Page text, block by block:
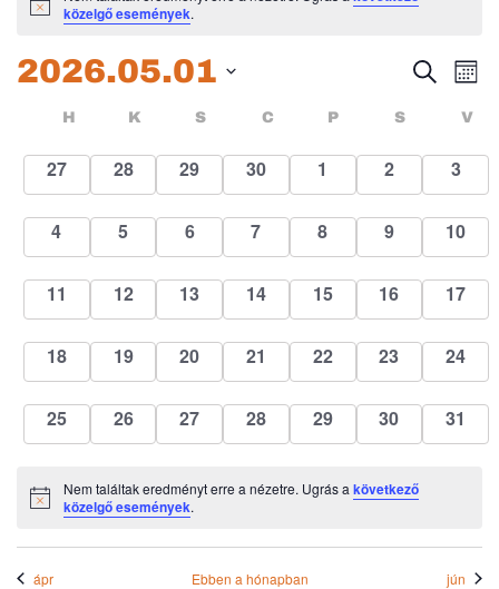
Noticeközelgő események.
és
nézet
Keresett
kifejezés
2026.05.01
kiválasztása.
Események
naptár
H HÉTFŐ
K KEDD
S SZERDA
C CSÜTÖRTÖK
P PÉNTEK
S V
0
események
27
0
események
28
0
események
29
0
események
30
0
események
1
0
események
2
0
3
0
események
4
0
események
5
0
események
6
0
események
7
0
események
8
0
események
9
0
10
0
események
11
0
események
12
0
események
13
0
események
14
0
események
15
0
események
16
0
17
0
események
18
0
események
19
0
események
20
0
események
21
0
események
22
0
események
23
0
24
0
események
25
0
események
26
0
események
27
0
események
28
0
események
29
0
események
30
0
31
Notice
Nem találtak eredményt erre a nézetre. Ugrás akövetkező
közelgő események.
ápr Ebben a hónapban jún